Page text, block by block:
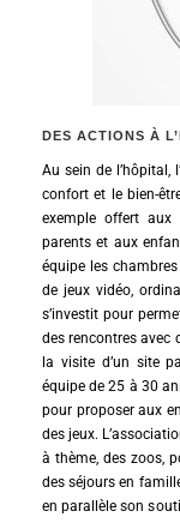
DES ACTIONS À
Au sein de l’hôpital,
confort et le bien-
exemple offert
parents et aux
équipe les
de jeux vidéo,
s’investit pour
des rencontres avec
la visite d’un site
équipe de 25 à 30
pour proposer aux
des jeux.
à thème, des zoos,
des séjours en
en parallèle son